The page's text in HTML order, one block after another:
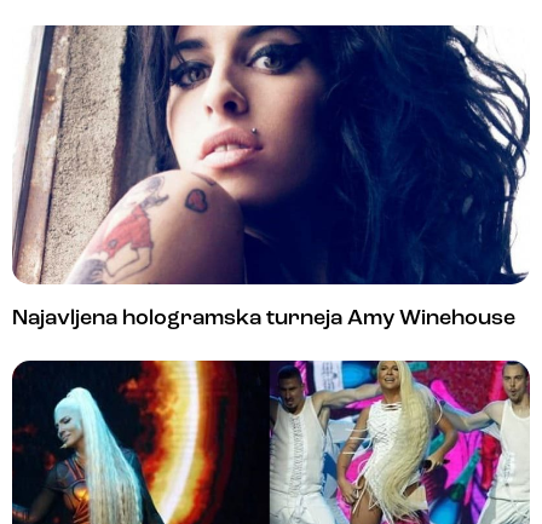
Najavljena hologramska turneja Amy Winehouse